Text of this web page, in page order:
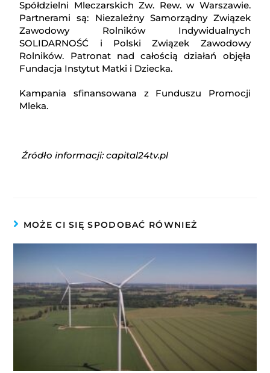
Spółdzielni Mleczarskich Zw. Rew. w Warszawie.
Partnerami są: Niezależny Samorządny Związek
Zawodowy Rolników Indywidualnych
SOLIDARNOŚĆ i Polski Związek Zawodowy
Rolników. Patronat nad całością działań objęła
Fundacja Instytut Matki i Dziecka.
Kampania sfinansowana z Funduszu Promocji
Mleka.
Źródło informacji: capital24tv.pl
MOŻE CI SIĘ SPODOBAĆ RÓWNIEŻ